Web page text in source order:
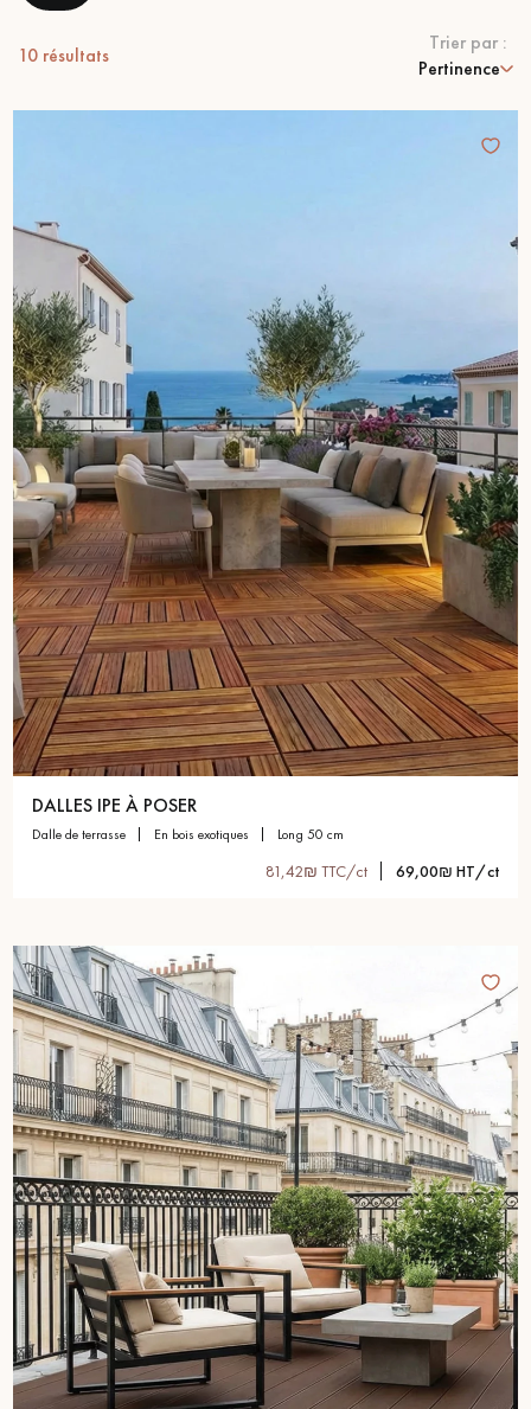
09-8899140
VOUS AVEZ UN PROJET ?
Nos experts sont à votre disposition pour vous guider pas à
pas dans le choix et la pose de votre parquet.
Un expert Décoplus Parquets vous appelle
Demandez un rendez-vous personnalisé
Obtenez un devis gratuit !
10 résultats
Trier par :
Pertinence
DALLES IPE À POSER
dalle de terrasse en bois exotiques long 50 cm
81,42₪ TTC/ct 69,00₪ HT/ct